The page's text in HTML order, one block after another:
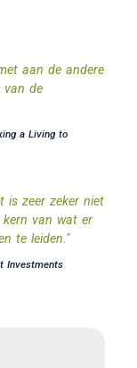
aan de andere
van de
a Living to
is zeer zeker niet
van wat er
te leiden."
Investments